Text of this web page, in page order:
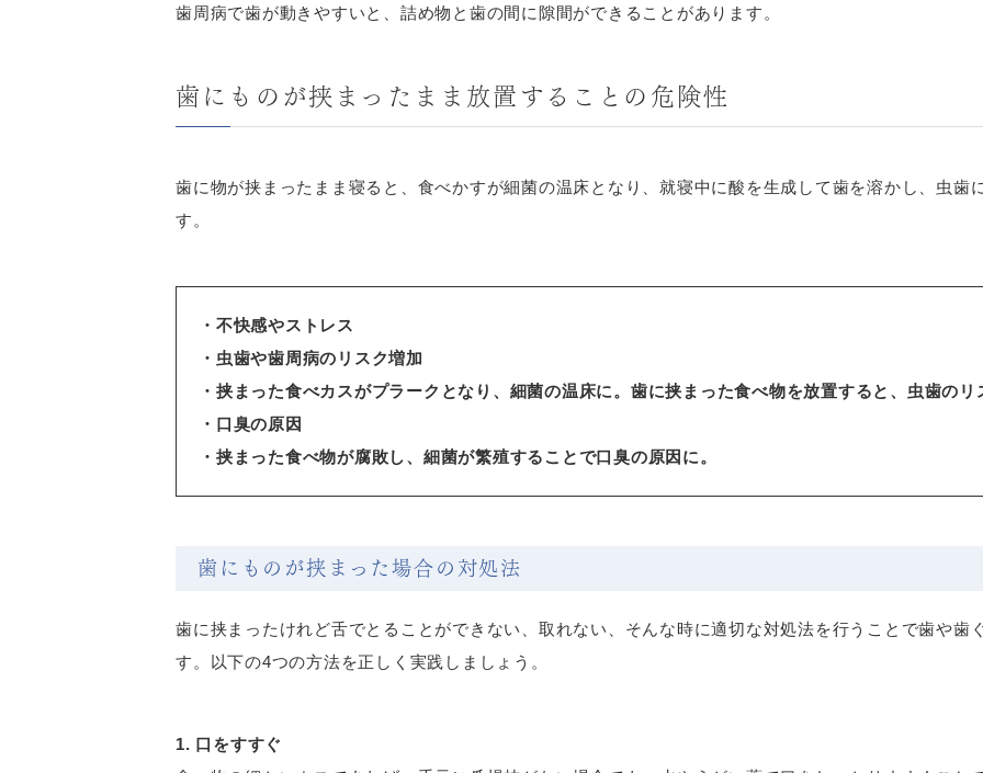
歯周病で歯が動きやすいと、詰め物と歯の間に隙間ができることがあります。
歯にものが挟まったまま放置することの危険性
歯に物が挟まったまま寝ると、食べかすが細菌の温床となり、就寝中に酸を生成して歯を溶かし、虫歯
す。
・不快感やストレス
・虫歯や歯周病のリスク増加
・挟まった食べカスがプラークとなり、細菌の温床に。歯に挟まった食べ物を放置すると、虫歯の
・口臭の原因
・挟まった食べ物が腐敗し、細菌が繁殖することで口臭の原因に。
歯にものが挟まった場合の対処法
歯に挟まったけれど舌でとることができない、取れない、そんな時に適切な対処法を行うことで歯や歯
す。以下の4つの方法を正しく実践しましょう。
1. 口をすすぐ